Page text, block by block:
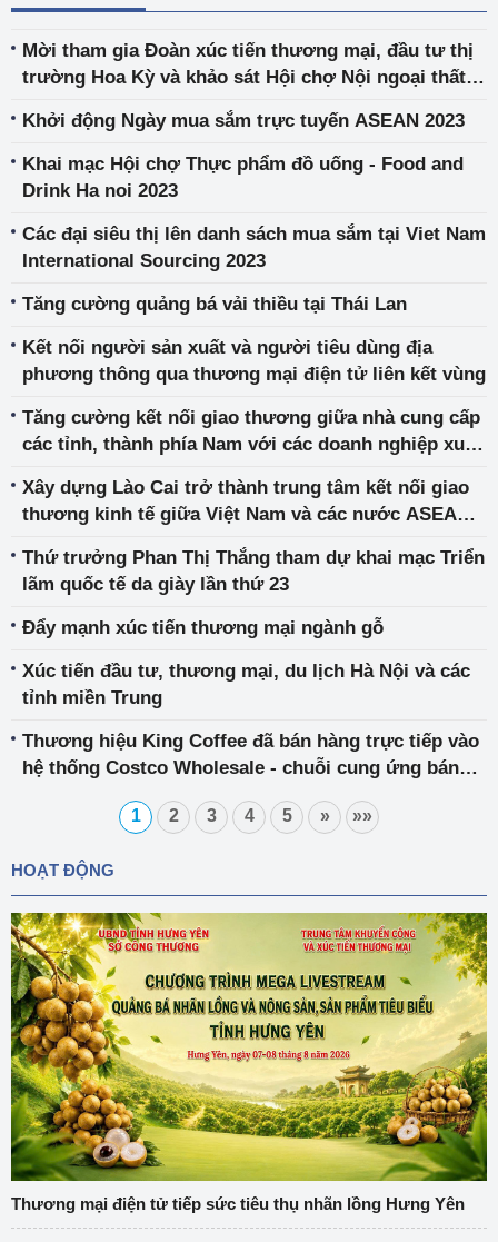
Mời tham gia Đoàn xúc tiến thương mại, đầu tư thị
trường Hoa Kỳ và khảo sát Hội chợ Nội ngoại thất
Khởi động Ngày mua sắm trực tuyến ASEAN 2023
Khai mạc Hội chợ Thực phẩm đồ uống - Food and
Drink Ha noi 2023
Các đại siêu thị lên danh sách mua sắm tại Viet Nam
International Sourcing 2023
Tăng cường quảng bá vải thiều tại Thái Lan
Kết nối người sản xuất và người tiêu dùng địa
phương thông qua thương mại điện tử liên kết vùng
Tăng cường kết nối giao thương giữa nhà cung cấp
các tỉnh, thành phía Nam với các doanh nghiệp xuất
Xây dựng Lào Cai trở thành trung tâm kết nối giao
thương kinh tế giữa Việt Nam và các nước ASEAN
Thứ trưởng Phan Thị Thắng tham dự khai mạc Triển
lãm quốc tế da giày lần thứ 23
Đẩy mạnh xúc tiến thương mại ngành gỗ
Xúc tiến đầu tư, thương mại, du lịch Hà Nội và các
tỉnh miền Trung
Thương hiệu King Coffee đã bán hàng trực tiếp vào
hệ thống Costco Wholesale - chuỗi cung ứng bán
1 2 3 4 5 » »»
HOẠT ĐỘNG
Thương mại điện tử tiếp sức tiêu thụ nhãn lồng Hưng Yên